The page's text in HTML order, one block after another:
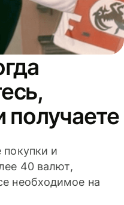
получаете
покупки и
40 валют,
необходимое на